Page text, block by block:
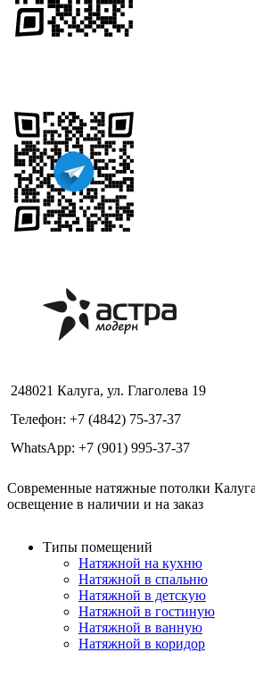
248021 Калуга, ул. Глаголева 19
Телефон: +7 (4842) 75-37-37
WhatsApp: +7 (901) 995-37-37
Современные натяжные потолки
освещение в наличии и на заказ
Типы помещений
Натяжной на кухню
Натяжной в спальню
Натяжной в детскую
Натяжной в гостиную
Натяжной в ванную
Натяжной в коридор